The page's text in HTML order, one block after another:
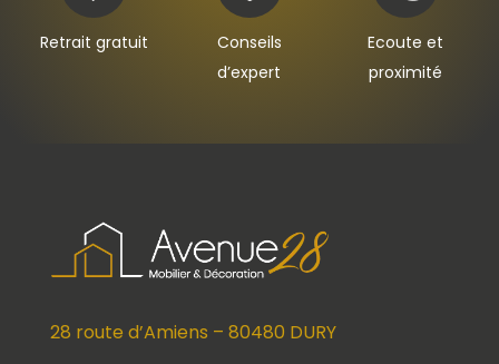
Retrait gratuit
Conseils
d’expert
Ecoute et
proximité
28 route d’Amiens – 80480 DURY